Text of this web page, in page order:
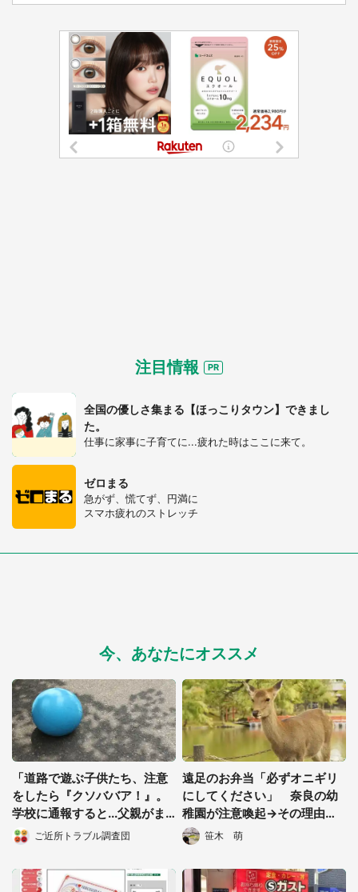
都道府選択
注目情報
全国の優しさ集まる【ほっこりタウン】できまし
た。
仕事に家事に子育てに...疲れた時はここに来て。
ゼロまる
急がず、慌てず、円満に
スマホ疲れのストレッチ
今、あなたにオススメ
「道路で遊ぶ子供たち、注意
をしたら『クソババア！』。
学校に通報すると...父親がま
さかの行動に」（兵庫県・40
代主婦）
ご近所トラブル調査団
遠足のお弁当「必ずオニギリ
にしてください」 奈良の幼
稚園が注意喚起→その理由が
納得すぎた
笹木 萌